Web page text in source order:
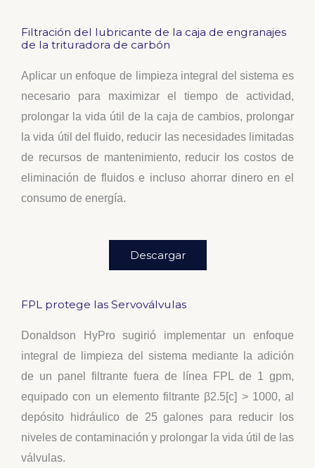
Filtración del lubricante de la caja de engranajes
de la trituradora de carbón
Aplicar un enfoque de limpieza integral del sistema es
necesario para maximizar el tiempo de actividad,
prolongar la vida útil de la caja de cambios, prolongar
la vida útil del fluido, reducir las necesidades limitadas
de recursos de mantenimiento, reducir los costos de
eliminación de fluidos e incluso ahorrar dinero en el
consumo de energía.
Descargar
FPL protege las Servoválvulas
Donaldson HyPro sugirió implementar un enfoque
integral de limpieza del sistema mediante la adición
de un panel filtrante fuera de línea FPL de 1 gpm,
equipado con un elemento filtrante β2.5[c] > 1000, al
depósito hidráulico de 25 galones para reducir los
niveles de contaminación y prolongar la vida útil de las
válvulas.